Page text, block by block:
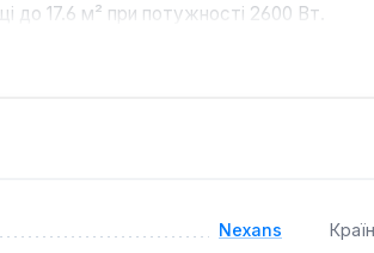
до 17.6 м² при потужності 2600 Вт.
рішенням для облаштування теплої
Nexans